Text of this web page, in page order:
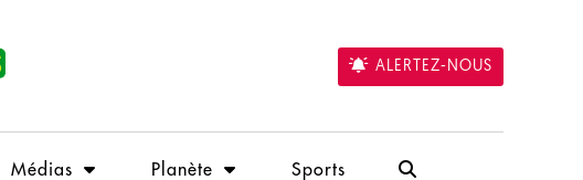
ALERTEZ-NOUS
Médias Planète Sports